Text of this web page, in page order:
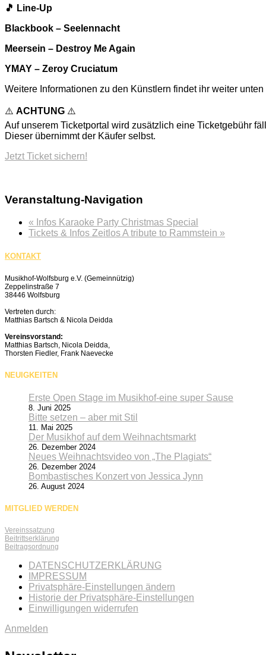
🎵 Line-Up
Blackbook – Seelennacht
Meersein – Destroy Me Again
YMAY – Zeroy Cruciatum
Weitere Informationen zu den Künstlern findet ihr weiter
⚠️ ACHTUNG ⚠️
Auf unserem Ticketportal wird zusätzlich eine Ticketgebühr
Dieser übernimmt der Käufer selbst.
Jetzt Ticket sichern!
Veranstaltung-Navigation
« Infos Karaoke Party Christmas Special
Tickets & Infos Zeitlos A tribute to Rammstein »
KONTAKT
Musikhof-Wolfsburg e.V. (Gemeinnützig)
Zeppelinstraße 7
38446 Wolfsburg
Vertreten durch:
Matthias Bartsch & Nicola Deidda
Vereinsvorstand:
Matthias Bartsch, Nicola Deidda,
Thorsten Fiedler, Frank Naevecke
NEUIGKEITEN
Erste Open Stage im Musikhof-eine super Sause
8. Juni 2025
Bitte setzen – aber mit Stil
11. Mai 2025
Der Musikhof auf dem Weihnachtsmarkt
26. Dezember 2024
Neues Weihnachtsvideo von „The Plagiats“
26. Dezember 2024
Bombastisches Konzert von Jessica Jynn
26. August 2024
MITGLIED WERDEN
Vereinssatzung
Beitrittserklärung
Beitragsordnung
DATENSCHUTZERKLÄRUNG
IMPRESSUM
Privatsphäre-Einstellungen ändern
Historie der Privatsphäre-Einstellungen
Einwilligungen widerrufen
Anmelden